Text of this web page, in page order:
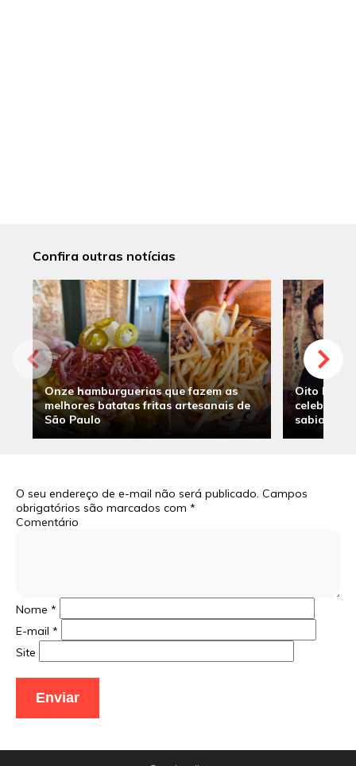
Confira outras notícias
Onze hamburguerias que fazem as
melhores batatas fritas artesanais de
São Paulo
Oito
sabia
O seu endereço de e-mail não será publicado. Campos
obrigatórios são marcados com *
Comentário
Nome *
E-mail *
Site